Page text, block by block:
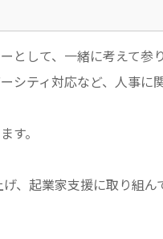
として、一緒に考えて参
シティ対応など、人事
す。
、起業家支援に取り組ん